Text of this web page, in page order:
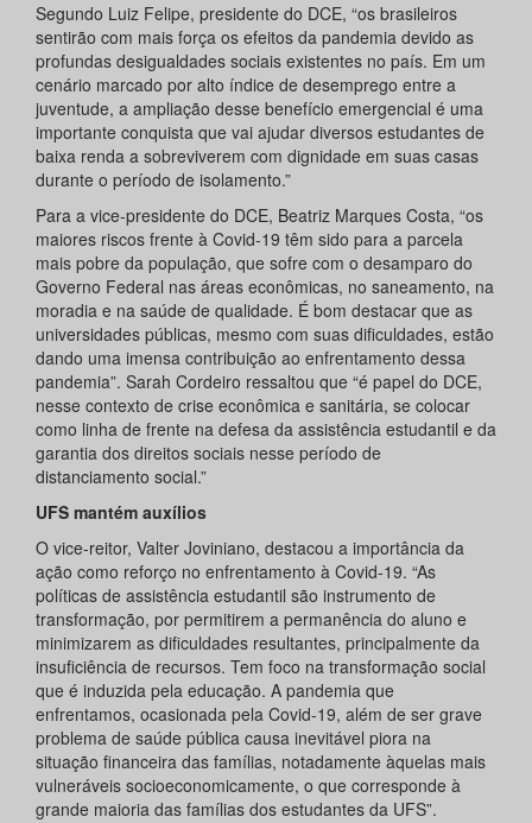
Segundo Luiz Felipe, presidente do DCE, “os brasileiros
sentirão com mais força os efeitos da pandemia devido as
profundas desigualdades sociais existentes no país. Em um
cenário marcado por alto índice de desemprego entre a
juventude, a ampliação desse benefício emergencial é uma
importante conquista que vai ajudar diversos estudantes de
baixa renda a sobreviverem com dignidade em suas casas
durante o período de isolamento.”
Para a vice-presidente do DCE, Beatriz Marques Costa, “os
maiores riscos frente à Covid-19 têm sido para a parcela
mais pobre da população, que sofre com o desamparo do
Governo Federal nas áreas econômicas, no saneamento, na
moradia e na saúde de qualidade. É bom destacar que as
universidades públicas, mesmo com suas dificuldades, estão
dando uma imensa contribuição ao enfrentamento dessa
pandemia”. Sarah Cordeiro ressaltou que “é papel do DCE,
nesse contexto de crise econômica e sanitária, se colocar
como linha de frente na defesa da assistência estudantil e da
garantia dos direitos sociais nesse período de
distanciamento social.”
UFS mantém auxílios
O vice-reitor, Valter Joviniano, destacou a importância da
ação como reforço no enfrentamento à Covid-19. “As
políticas de assistência estudantil são instrumento de
transformação, por permitirem a permanência do aluno e
minimizarem as dificuldades resultantes, principalmente da
insuficiência de recursos. Tem foco na transformação social
que é induzida pela educação. A pandemia que
enfrentamos, ocasionada pela Covid-19, além de ser grave
problema de saúde pública causa inevitável piora na
situação financeira das famílias, notadamente àquelas mais
vulneráveis socioeconomicamente, o que corresponde à
grande maioria das famílias dos estudantes da UFS”.